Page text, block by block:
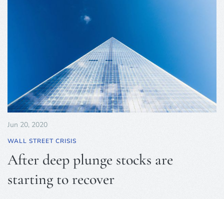
Jun 20, 2020
WALL STREET CRISIS
After deep plunge stocks are
starting to recover